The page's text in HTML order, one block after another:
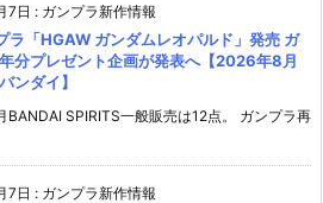
7日 : ガンプラ新作情報
ラ「HGAW ガンダムレオパルド」発売 ガ
分プレゼント企画が発表へ【2026年8月
ンダイ】
BANDAI SPIRITS一般販売は12点。 ガンプラ再
7日 : ガンプラ新作情報